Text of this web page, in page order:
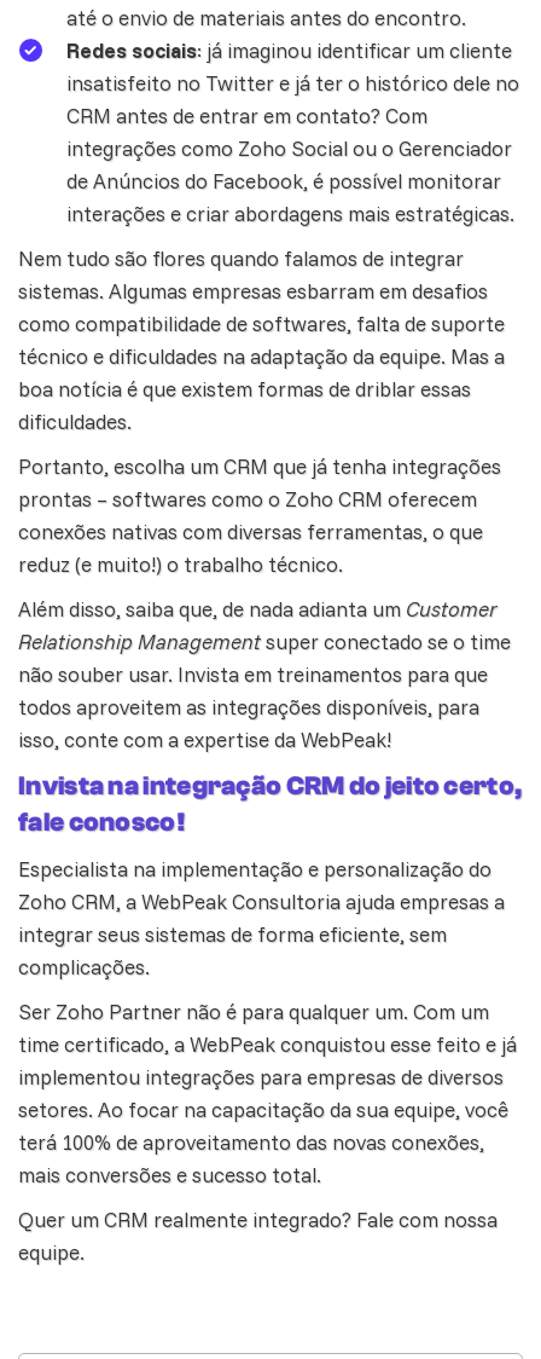
até o envio de materiais antes do encontro.
Redes sociais: já imaginou identificar um cliente
insatisfeito no Twitter e já ter o histórico dele no
CRM antes de entrar em contato? Com
integrações como Zoho Socialou o Gerenciador
de Anúncios do Facebook, é possível monitorar
interações e criar abordagens mais estratégicas.
Nem tudo são flores quando falamos de integrar
sistemas. Algumas empresas esbarram em desafios
como compatibilidade de softwares, falta de suporte
técnico e dificuldades na adaptação da equipe. Mas a
boa notícia é que existem formas de driblar essas
dificuldades.
Portanto, escolha um CRM que já tenha integrações
prontas – softwares como o Zoho CRM oferecem
conexões nativas com diversas ferramentas, o que
reduz (e muito!) o trabalho técnico.
Além disso, saiba que, de nada adianta um Customer
Relationship Managementsuper conectado se o time
não souber usar. Invista em treinamentos para que
todos aproveitem as integrações disponíveis, para
isso, conte com a expertise da WebPeak!
Invista na integração CRM do jeito certo,
fale conosco!
Especialista na implementação e personalização do
Zoho CRM, a WebPeak Consultoria ajuda empresas a
integrar seus sistemas de forma eficiente, sem
complicações.
Ser Zoho Partner não é para qualquer um. Com um
time certificado, a WebPeak conquistou esse feito e já
implementou integrações para empresas de diversos
setores. Ao focar na capacitação da sua equipe, você
terá 100% de aproveitamento das novas conexões,
mais conversões e sucesso total.
Quer um CRM realmente integrado? Fale com nossa
equipe.